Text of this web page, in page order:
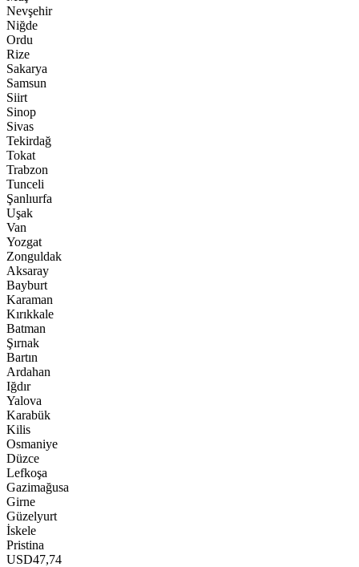
Nevşehir
Niğde
Ordu
Rize
Sakarya
Samsun
Siirt
Sinop
Sivas
Tekirdağ
Tokat
Trabzon
Tunceli
Şanlıurfa
Uşak
Van
Yozgat
Zonguldak
Aksaray
Bayburt
Karaman
Kırıkkale
Batman
Şırnak
Bartın
Ardahan
Iğdır
Yalova
Karabük
Kilis
Osmaniye
Düzce
Lefkoşa
Gazimağusa
Girne
Güzelyurt
İskele
Pristina
USD47,74